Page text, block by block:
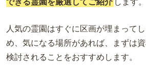
人気の霊園はすぐに区画が埋まって
め、気になる場所があれば、まずは
検討されることをおすすめします。